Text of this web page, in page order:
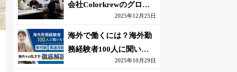
会社Colorkrewのグロー
バルかつ若手が輝く環境
2025年12月25日
海外で働くには？海外勤
務経験者100人に聞いた
おすすめ職種｜英語話せ
2025年10月29日